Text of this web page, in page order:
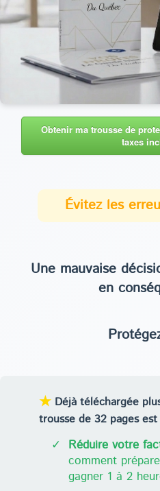
Obtenir ma trousse de
taxes
Évitez les
Une mauvaise
en
★ Déjà téléchargée
trousse de 32 pages
✓ Réduire votre
comment
gagner 1 à 2